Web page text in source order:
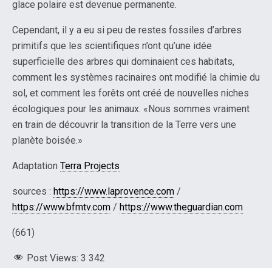
glace polaire est devenue permanente.
Cependant, il y a eu si peu de restes fossiles d’arbres
primitifs que les scientifiques n’ont qu’une idée
superficielle des arbres qui dominaient ces habitats,
comment les systèmes racinaires ont modifié la chimie du
sol, et comment les forêts ont créé de nouvelles niches
écologiques pour les animaux. «Nous sommes vraiment
en train de découvrir la transition de la Terre vers une
planète boisée.»
Adaptation Terra Projects
sources : https://www.laprovence.com /
https://www.bfmtv.com / https://www.theguardian.com
(661)
Post Views: 3 342